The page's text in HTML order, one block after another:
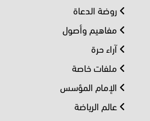
روضة الدعاة
مفاهيم وأصول
آراء حرة
ملفات خاصة
الإمام المؤسس
عالم الرياضة